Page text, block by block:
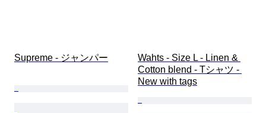
Supreme - ジャンパー
Wahts - Size L - Linen &
Cotton blend - Tシャツ -
New with tags